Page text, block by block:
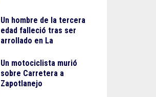
Un hombre de la tercera
edad falleció tras ser
arrollado en La
Un motociclista murió
sobre Carretera a
Zapotlanejo